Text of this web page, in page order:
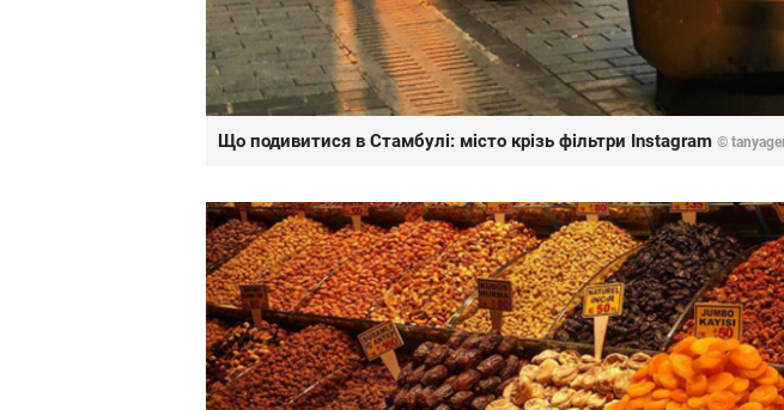
Що подивитися в Стамбулі: місто крізь фільтри Instagram ©